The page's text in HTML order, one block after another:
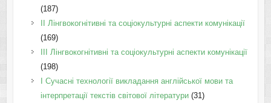
(187)
IІ Лінгвокогнітивні та соціокультурні аспекти комунікації
(169)
IІI Лінгвокогнітивні та соціокультурні аспекти комунікації
(198)
I Cучасні технології викладання англійської мови та
інтерпретації текстів світової літератури(31)